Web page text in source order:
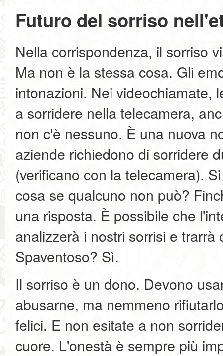
Futuro del sorriso
Nella corrispondenza, il sorriso
Ma non è la stessa cosa. Gli
intonazioni. Nei videochiamate,
a sorridere nella telecamera,
non c'è nessuno. È una nuova
aziende richiedono di sorridere
(verificano con la telecamera).
cosa se qualcuno non può?
una risposta. È possibile che
analizzerà i nostri sorrisi e
Spaventoso? Sì.
Il sorriso è un dono. Devono
abusarne, ma nemmeno
felici. E non esitate a non
cuore. L'onestà è sempre più